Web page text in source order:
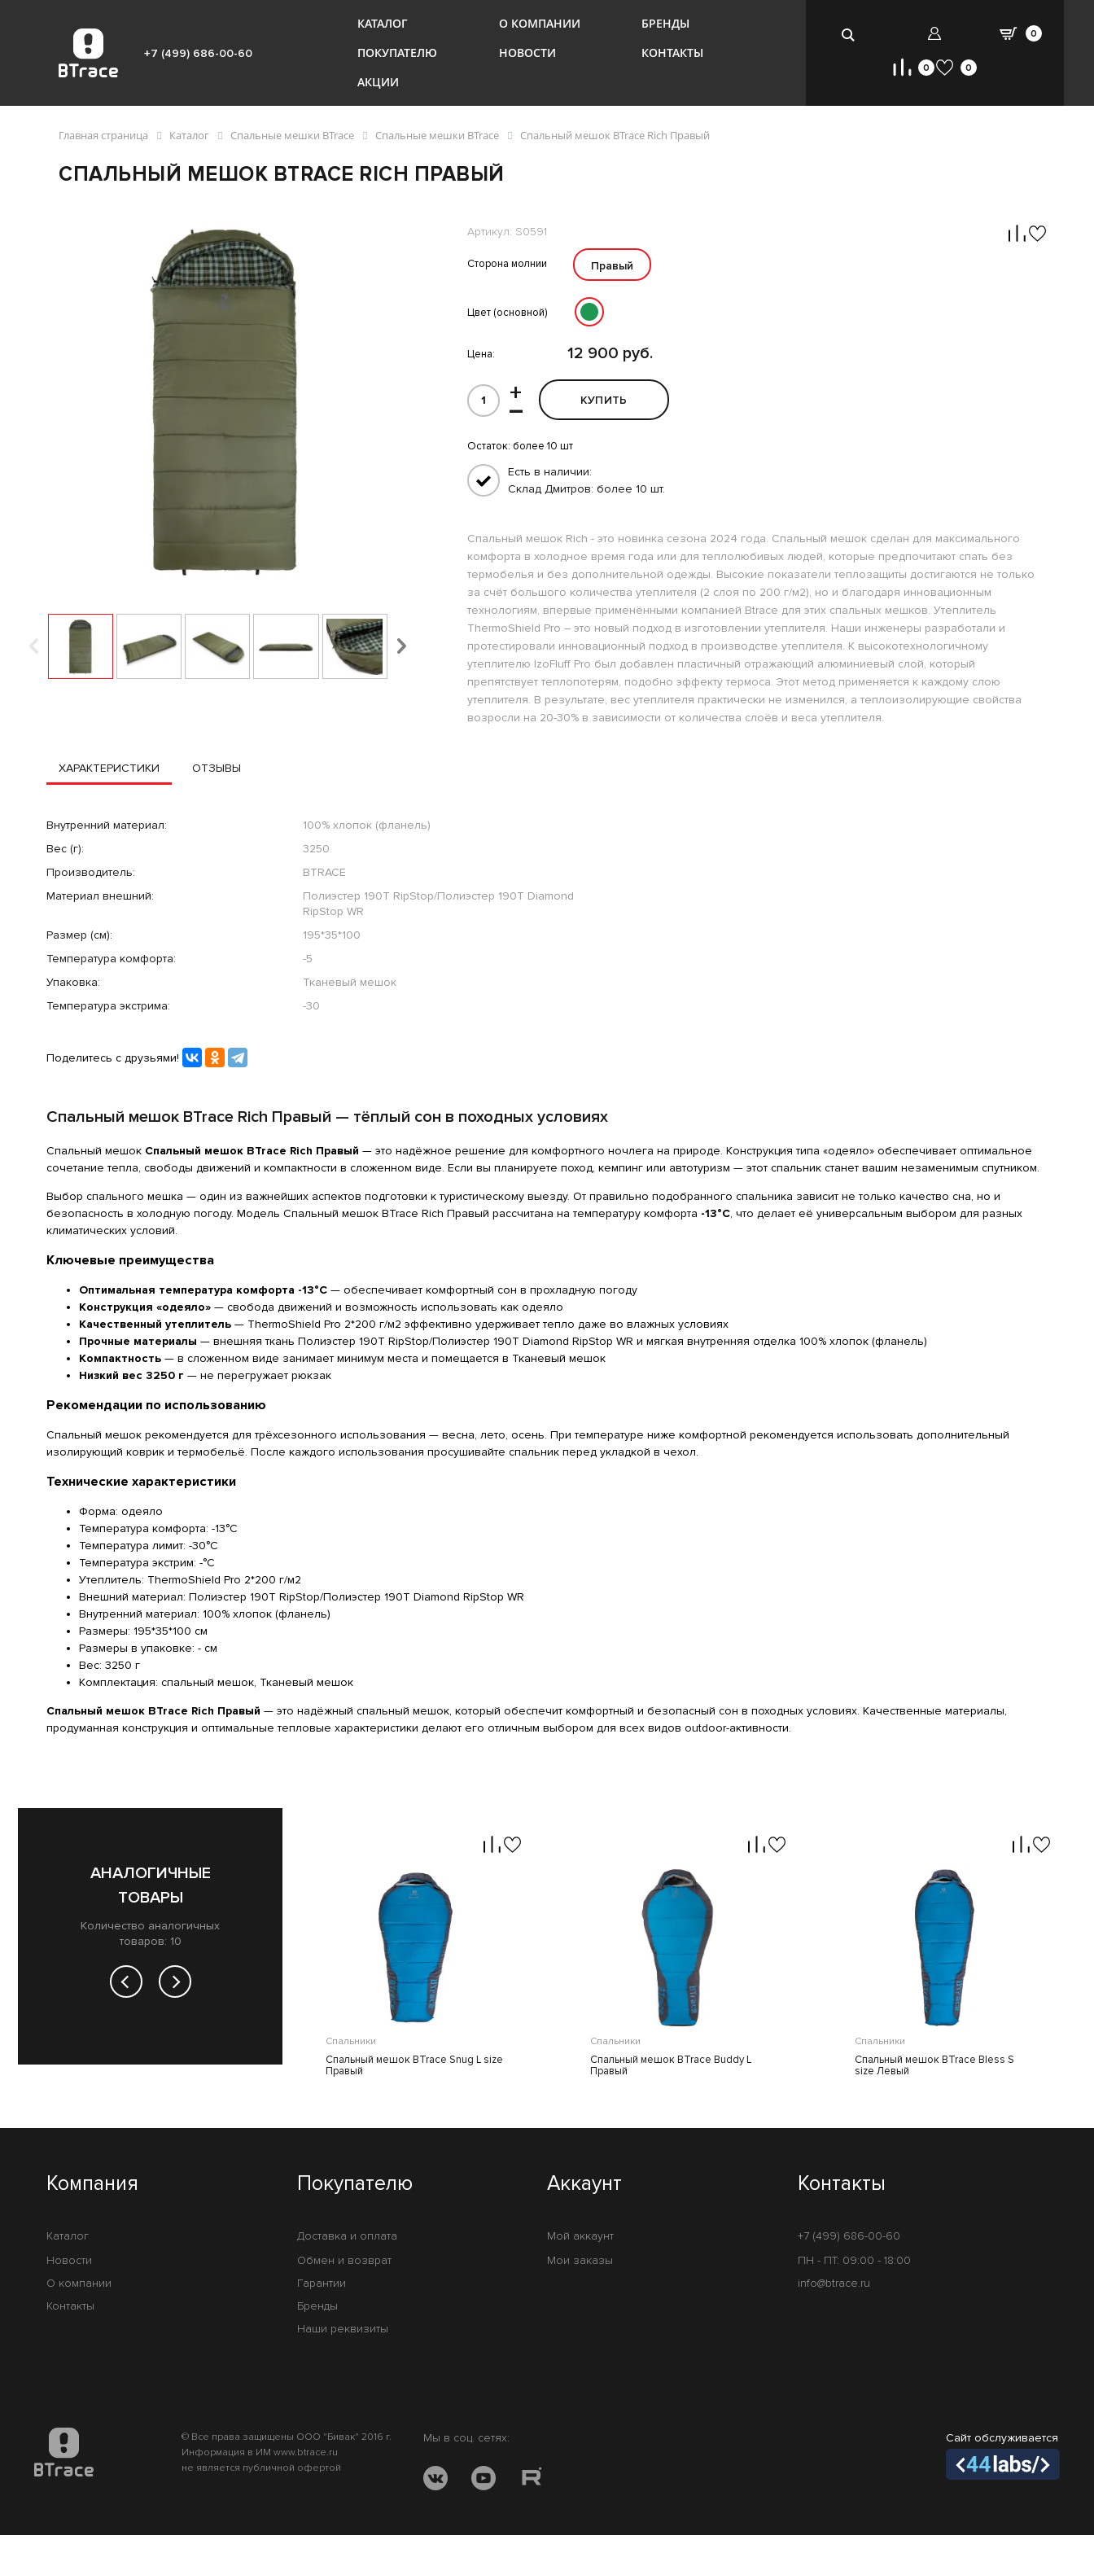
+7 (499) 686-00-60
КАТАЛОГ О КОМПАНИИ
БРЕНДЫ
ПОКУПАТЕЛЮ
НОВОСТИ
КОНТАКТЫ
АКЦИИ
0
0 0
Главная страница Каталог Спальные мешки BTrace Спальные мешки BTrace Спальный мешок BTrace Rich Правый
СПАЛЬНЫЙ МЕШОК BTRACE RICH ПРАВЫЙ
Артикул: S0591
Сторона молнии Правый
Цвет (основной)
Цена: 12 900 руб.
–
+ КУПИТЬ
Остаток: более 10 шт
Есть в наличии:
Склад Дмитров: более 10 шт.
Спальный мешок Rich - это новинка сезона 2024 года. Спальный мешок сделан для максимального
комфорта в холодное время года или для теплолюбивых людей, которые предпочитают спать без
термобелья и без дополнительной одежды. Высокие показатели теплозащиты достигаются не только
за счёт большого количества утеплителя (2 слоя по 200 г/м2), но и благодаря инновационным
технологиям, впервые применёнными компанией Btrace для этих спальных мешков. Утеплитель
ThermoShield Pro – это новый подход в изготовлении утеплителя. Наши инженеры разработали и
протестировали инновационный подход в производстве утеплителя. К высокотехнологичному
утеплителю IzoFluff Pro был добавлен пластичный отражающий алюминиевый слой, который
препятствует теплопотерям, подобно эффекту термоса. Этот метод применяется к каждому слою
утеплителя. В результате, вес утеплителя практически не изменился, а теплоизолирующие свойства
возросли на 20-30% в зависимости от количества слоёв и веса утеплителя.
ХАРАКТЕРИСТИКИ ОТЗЫВЫ
Внутренний материал:
100% хлопок (фланель)
Вес (г):
3250
Производитель:
BTRACE
Материал внешний:
Полиэстер 190Т RipStop/Полиэстер 190Т Diamond
RipStop WR
Размер (см):
195*35*100
Температура комфорта:
-5
Упаковка:
Тканевый мешок
Температура экстрима:
-30
Поделитесь с друзьями!
Спальный мешок BTrace Rich Правый — тёплый сон в походных условиях
Спальный мешок Спальный мешок BTrace Rich Правый — это надёжное решение для комфортного ночлега на природе. Конструкция типа «одеяло» обеспечивает оптимальное
сочетание тепла, свободы движений и компактности в сложенном виде. Если вы планируете поход, кемпинг или автотуризм — этот спальник станет вашим незаменимым спутником.
Выбор спального мешка — один из важнейших аспектов подготовки к туристическому выезду. От правильно подобранного спальника зависит не только качество сна, но и
безопасность в холодную погоду. Модель Спальный мешок BTrace Rich Правый рассчитана на температуру комфорта -13°C, что делает её универсальным выбором для разных
климатических условий.
Ключевые преимущества
Оптимальная температура комфорта -13°C — обеспечивает комфортный сон в прохладную погоду
Конструкция «одеяло» — свобода движений и возможность использовать как одеяло
Качественный утеплитель — ThermoShield Pro 2*200 г/м2 эффективно удерживает тепло даже во влажных условиях
Прочные материалы — внешняя ткань Полиэстер 190Т RipStop/Полиэстер 190Т Diamond RipStop WR и мягкая внутренняя отделка 100% хлопок (фланель)
Компактность — в сложенном виде занимает минимум места и помещается в Тканевый мешок
Низкий вес 3250 г — не перегружает рюкзак
Рекомендации по использованию
Спальный мешок рекомендуется для трёхсезонного использования — весна, лето, осень. При температуре ниже комфортной рекомендуется использовать дополнительный
изолирующий коврик и термобельё. После каждого использования просушивайте спальник перед укладкой в чехол.
Технические характеристики
Форма: одеяло
Температура комфорта: -13°C
Температура лимит: -30°C
Температура экстрим: -°C
Утеплитель: ThermoShield Pro 2*200 г/м2
Внешний материал: Полиэстер 190Т RipStop/Полиэстер 190Т Diamond RipStop WR
Внутренний материал: 100% хлопок (фланель)
Размеры: 195*35*100 см
Размеры в упаковке: - см
Вес: 3250 г
Комплектация: спальный мешок, Тканевый мешок
Спальный мешок BTrace Rich Правый — это надёжный спальный мешок, который обеспечит комфортный и безопасный сон в походных условиях. Качественные материалы,
продуманная конструкция и оптимальные тепловые характеристики делают его отличным выбором для всех видов outdoor-активности.
АНАЛОГИЧНЫЕ
ТОВАРЫ
Количество аналогичных
товаров: 10
Спальники
Спальный мешок BTrace Snug L size
Правый
Спальники
Спальный мешок BTrace Buddy L
Правый
Спальники
Спальный мешок BTrace Bless S
size Левый
Компания
Каталог
Новости
О компании
Контакты
Покупателю
Доставка и оплата
Обмен и возврат
Гарантии
Бренды
Наши реквизиты
Аккаунт
Мой аккаунт
Мои заказы
Контакты
+7 (499) 686-00-60
ПН - ПТ: 09:00 - 18:00
info@btrace.ru
© Все права защищены ООО "Бивак" 2016 г.
Информация в ИМ www.btrace.ru
не является публичной офертой
Мы в соц. сетях: Сайт обслуживается